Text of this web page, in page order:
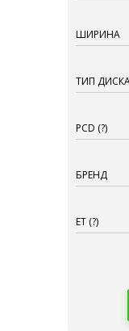
ШИРИНА
ТИП
PCD (?)
БРЕНД
ET (?)